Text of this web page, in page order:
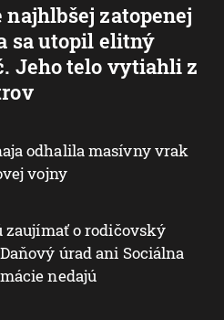
zatopenej
sa utopil elitný
Jeho telo vytiahli z
odhalila masívny vrak
vojny
zaujímať o rodičovský
úrad ani Sociálna
nedajú